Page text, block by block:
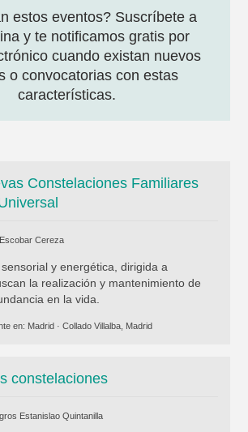
estos eventos? Suscríbete a
y te notificamos gratis por
cuando existan nuevos
o convocatorias con estas
características.
Constelaciones Familiares
Cereza
y energética, dirigida a
la realización y mantenimiento de
en la vida.
en: Madrid· Collado Villalba, Madrid
constelaciones
Estanislao Quintanilla